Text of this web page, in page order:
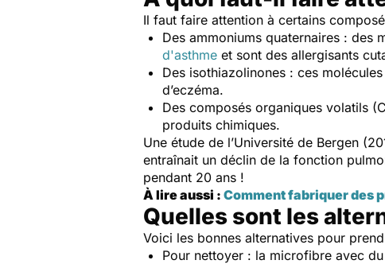
Il faut faire attention à certains
Des ammoniums quaternaires : des
d'asthme et sont des allergisants
Des isothiazolinones : ces
d’eczéma.
Des composés organiques volatils
produits chimiques.
Une étude de l’Université de Bergen
entraînait un déclin de la fonction
pendant 20 ans !
À lire aussi : Comment fabriquer des
Quelles sont les
Voici les bonnes alternatives pour
Pour nettoyer : la microfibre avec